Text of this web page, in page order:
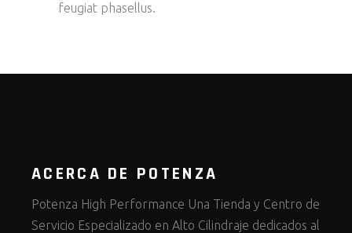
feugiat phasellus.
ACERCA DE POTENZA
Potenza High Performance Una Tienda y Centro de
Servicio Especializado en Alto Cilindraje dedicados al